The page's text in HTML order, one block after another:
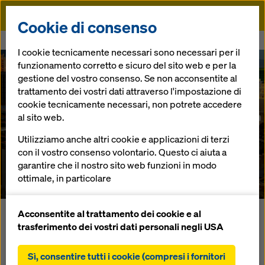
Doka
Caesars Palace II
USA
La mecca del divertimento degli Stati Uniti ha un'attrazione
in più: il complesso hotel e casinò Caesars Palace II è stato
realizzato con la cassaforma autorampante Doka SKE.
Cookie di consenso
I cookie tecnicamente necessari sono necessari per il
funzionamento corretto e sicuro del sito web e per la
gestione del vostro consenso. Se non acconsentite al
trattamento dei vostri dati attraverso l'impostazione di
cookie tecnicamente necessari, non potrete accedere
al sito web.
Utilizziamo anche altri cookie e applicazioni di terzi
con il vostro consenso volontario. Questo ci aiuta a
garantire che il nostro sito web funzioni in modo
ottimale, in particolare
nostro sito web (cookie funzionali e statistici),
facilitare un processo di acquisto senza problemi
statistici),
Acconsentite al trattamento dei cookie e al
trasferimento dei vostri dati personali negli USA
Sì, consentire tutti i cookie (compresi i fornitori